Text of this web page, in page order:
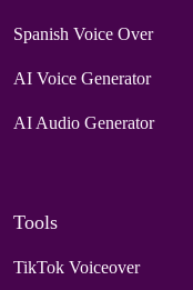
Spanish Voice Over
AI Voice Generator
AI Audio Generator
Tools
TikTok Voiceover